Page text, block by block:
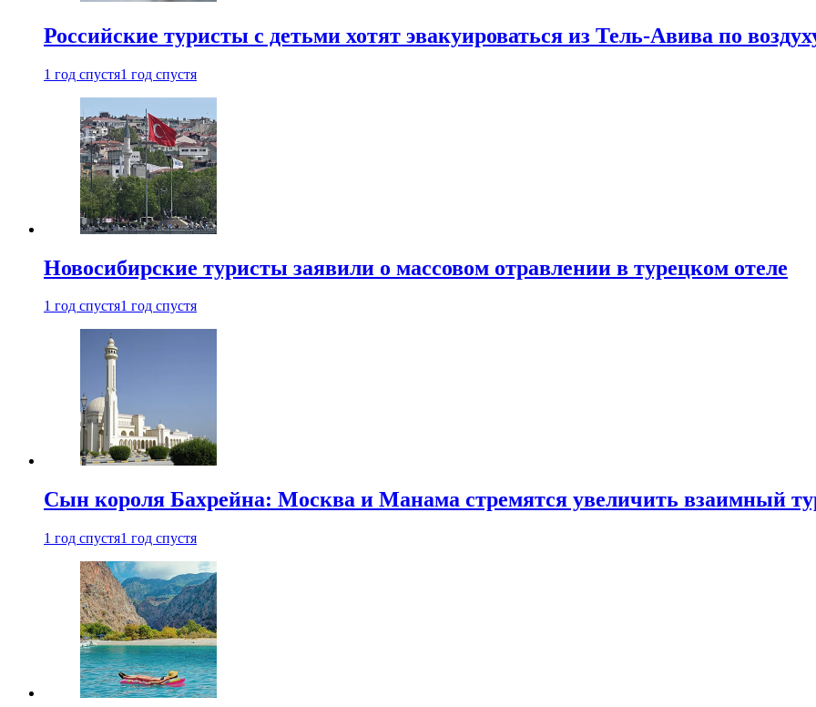
Российские туристы с детьми хотят эвакуироваться из Тель-Авива по
1 год спустя1 год спустя
Новосибирские туристы заявили о массовом отравлении в турецком отеле
1 год спустя1 год спустя
Сын короля Бахрейна: Москва и Манама стремятся увеличить взаимный
1 год спустя1 год спустя